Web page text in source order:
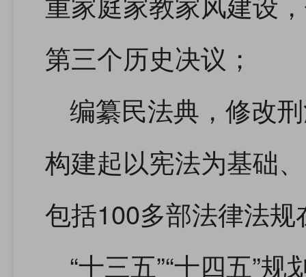
第三个历史决议；
编纂民法典，修改
构建起以宪法为基础
包括100多部法律法
“十三五”“十四五”